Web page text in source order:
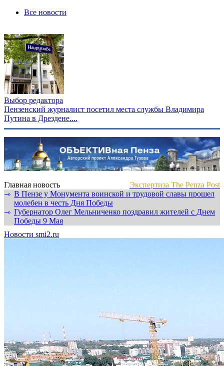
Все новости
Выбор редактора
Пензенский журналист посетил места службы Владимира
Путина в Дрездене....
Главная новость
Экспертиза The Penza Post
⇾ В Пензе у Монумента воинской и трудовой славы прошел
молебен в честь Дня Победы
⇾ Губернатор Олег Мельниченко поздравил жителей с Днем
Победы 9 Мая
Новости smi2.ru